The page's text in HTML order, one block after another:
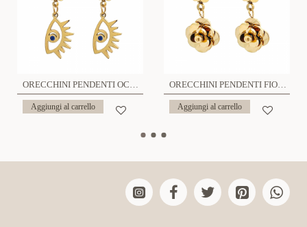
ORECCHINI PENDENTI OCCHIO - ABL21102844D78
Aggiungi al carrello
ORECCHINI PENDENTI FIORE - DY21121164H46
Aggiungi al carrello